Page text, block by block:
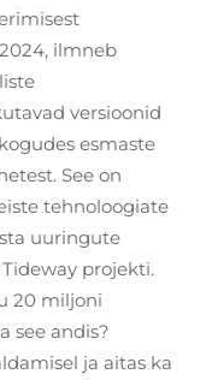
ilmneb
versioonid
esmaste
See on
tehnoloogiate
uuringute
projekti.
20 miljoni
see andis?
ja aitas ka